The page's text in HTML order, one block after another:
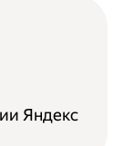
Яндекс